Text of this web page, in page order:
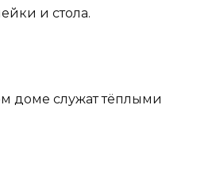
и стола.
доме служат тёплыми